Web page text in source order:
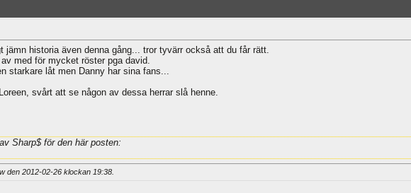
jämn historia även denna gång... tror tyvärr också att du får rätt.
med för mycket röster pga david.
starkare låt men Danny har sina fans...
svårt att se någon av dessa herrar slå henne.
Sharp$ för den här posten:
den 2012-02-26 klockan 19:38.